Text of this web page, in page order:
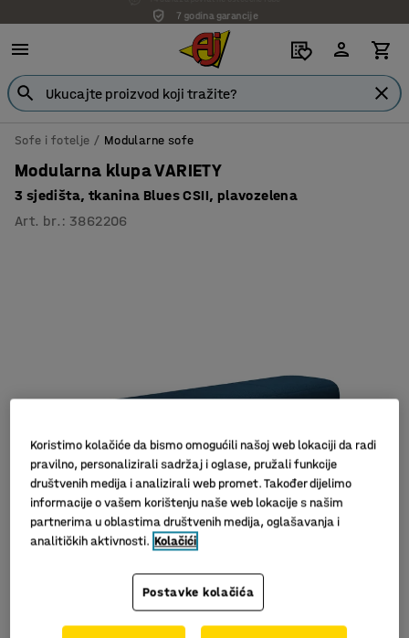
7 godina garancije
Sofe i fotelje Modularne sofe
Modularna klupa VARIETY
3 sjedišta, tkanina Blues CSII, plavozelena
Art. br. : 3862206
Koristimo kolačiće da bismo omogućili našoj web lokaciji da radi
pravilno, personalizirali sadržaj i oglase, pružali funkcije
društvenih medija i analizirali web promet. Također dijelimo
informacije o vašem korištenju naše web lokacije s našim
partnerima u oblastima društvenih medija, oglašavanja i
analitičkih aktivnosti. Kolačići
Postavke kolačića